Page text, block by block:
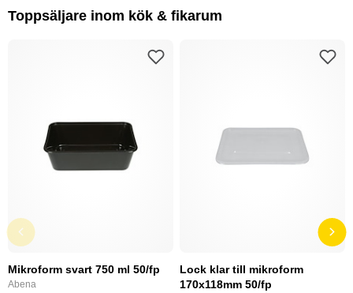
Toppsäljare inom kök & fikarum
Mikroform svart 750 ml 50/fp
Abena
Lock klar till mikroform
170x118mm 50/fp